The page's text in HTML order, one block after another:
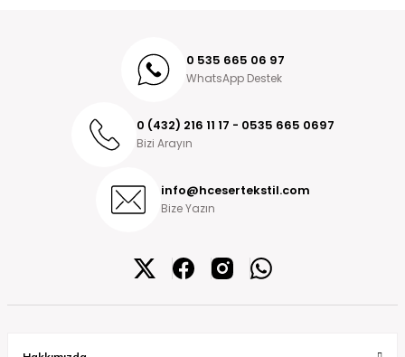
0 535 665 06 97
WhatsApp Destek
0 (432) 216 11 17 - 0535 665 0697
Bizi Arayın
info@hcesertekstil.com
Bize Yazın